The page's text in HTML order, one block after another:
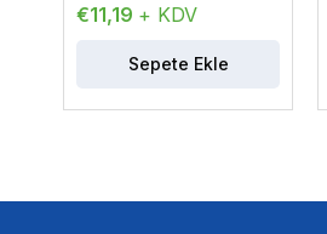
€11,19 + KDV
Sepete Ekle